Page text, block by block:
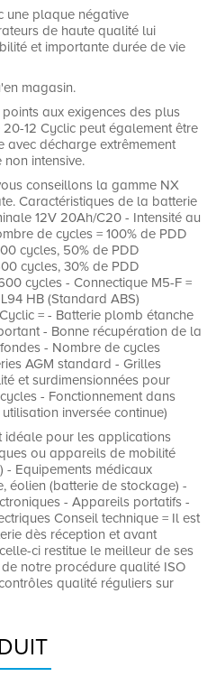
une plaque négative
de haute qualité lui
et importante durée de vie
magasin.
aux exigences des plus
12 Cyclic peut également être
avec décharge extrêmement
intensive.
conseillons la gamme NX
Caractéristiques de la batterie
12V 20Ah/C20 - Intensité au
de cycles = 100% de PDD
cycles, 50% de PDD
cycles, 30% de PDD
cycles - Connectique M5-F =
HB (Standard ABS)
= - Batterie plomb étanche
- Bonne récupération de la
- Nombre de cycles
AGM standard - Grilles
et surdimensionnées pour
- Fonctionnement dans
inversée continue)
idéale pour les applications
ou appareils de mobilité
- Equipements médicaux
éolien (batterie de stockage) -
- Appareils portatifs -
Conseil technique = Il est
dès réception et avant
ci restitue le meilleur de ses
notre procédure qualité ISO
qualité réguliers sur